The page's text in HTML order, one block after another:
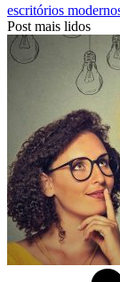
escritórios
Post mais lidos